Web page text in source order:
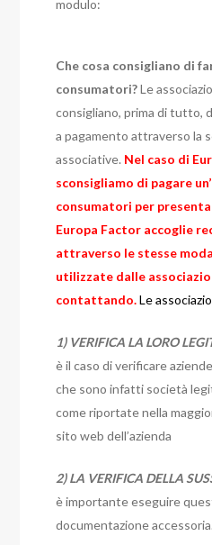
modulo:
Che cosa consigliano di
consumatori?Le
consigliano, prima di tutto,
a pagamento attraverso la
associative. Nel caso di
sconsigliamo di pagare
consumatori per
Europa Factor accoglie
attraverso le stesse
utilizzate dalle
contattando.Le
1) VERIFICA LA LORO
è il caso di verificare
che sono infatti società
come riportate nella
sito web dell’azienda
2) LA VERIFICA DELLA
è importante eseguire
documentazione accessoria.